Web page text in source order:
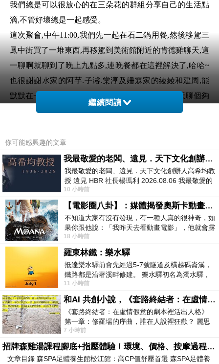
我們總是可以很放心的在三朵花的群組分享自己的生活點
滴,不管好壞總是一起感受。
這次聚會,中午11:00,我們先一起在石二鍋用餐,然後移駕三
鳳中街買了一堆東西,再移駕到美術館附近的肯德雞聊天,這
一聊啊就聊到了晚上九點多,連晚餐都在這裡解決了,哈哈~
也很謝謝水家的阿芋.子濬.棠淳及姍霖家的綾綾和建周,能
默默在一旁的陪伴我們,讓我們三朵花能好好的聊天聊個夠
沒有被打擾~
朋友,是運氣好也是好福氣,我相當相當相當的珍惜,友情萬
歲!!! 愛妳們唷~🌺🌺🌺
繼續閱讀
你可能感興趣的文章
我最敬愛的老闆、遠見．天下文化創辦人高希均教授
我最敬愛的老闆、遠見．天下文化創辦人高希均教
授 遠見 HBR 社長楊瑪利 2026.08.06 我最敬愛的
老闆、遠見．天下文化創辦人高希均教
10 小時前
【電影圈八卦】：媒體揭發奧斯卡動畫項目投票醜聞！好萊塢為什麼看不起動畫電影？
不知道大家有沒有發現，有一種人真的很神奇，如
果你跟他說：「我昨天去看動畫電影」，他就會露
出一種慈祥的微笑，然後問你是不是陪小
18 小時前
羅東林鐵：樂水驛
抵達樂水驛前會先經過5-7號隧道及橫越碼崙溪，
鐵路都是沿著溪畔修建。 樂水驛初名為濁水驛，
但因與臺鐵集集線車站同名，於1953
11 小時前
和AI 共創小說，《套路終結者：在虛情假意的劇本裡活出人格》
《套路終結者：在虛情假意的劇本裡活出人格》
第一章：修羅場的序曲，誰在人設裡狂歡？ 麗思
卡爾頓酒店的總統套房內，燈光昏
7 小時前
招牌森雞湯課程腳底+指壓體驗！環境、價格、按摩過程全紀錄，森SPA足體養生館松江館最新價格表
文章目錄 森SPA足體養生館松江館：高CP值舒壓首選 森SPA足體養